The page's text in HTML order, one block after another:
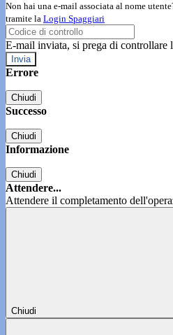
Non hai una e-mail associata al nome
tramite la Login Spaggiari
E-mail inviata, si prega di controllare
Errore
Chiudi
Successo
Chiudi
Informazione
Chiudi
Attendere...
Attendere il completamento
Chiudi